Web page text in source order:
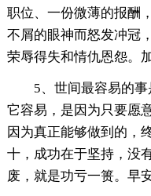
职位、一份微薄的报酬
不屑的眼神而怒发冲冠
荣辱得失和情仇恩怨。
5、世间最容易的
它容易，是因为只要愿
因为真正能够做到的，
十，成功在于坚持，没
废，就是功亏一篑。早